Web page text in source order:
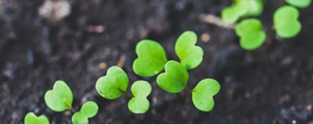
produits cosmétiques, marques ou tout acteur de la filière
"cosmétique".